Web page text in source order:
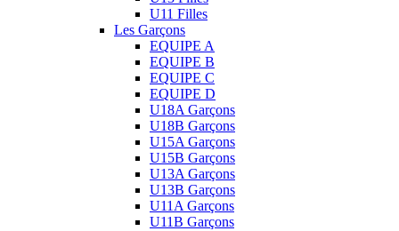
U11 Filles
Les Garçons
EQUIPE A
EQUIPE B
EQUIPE C
EQUIPE D
U18A Garçons
U18B Garçons
U15A Garçons
U15B Garçons
U13A Garçons
U13B Garçons
U11A Garçons
U11B Garçons